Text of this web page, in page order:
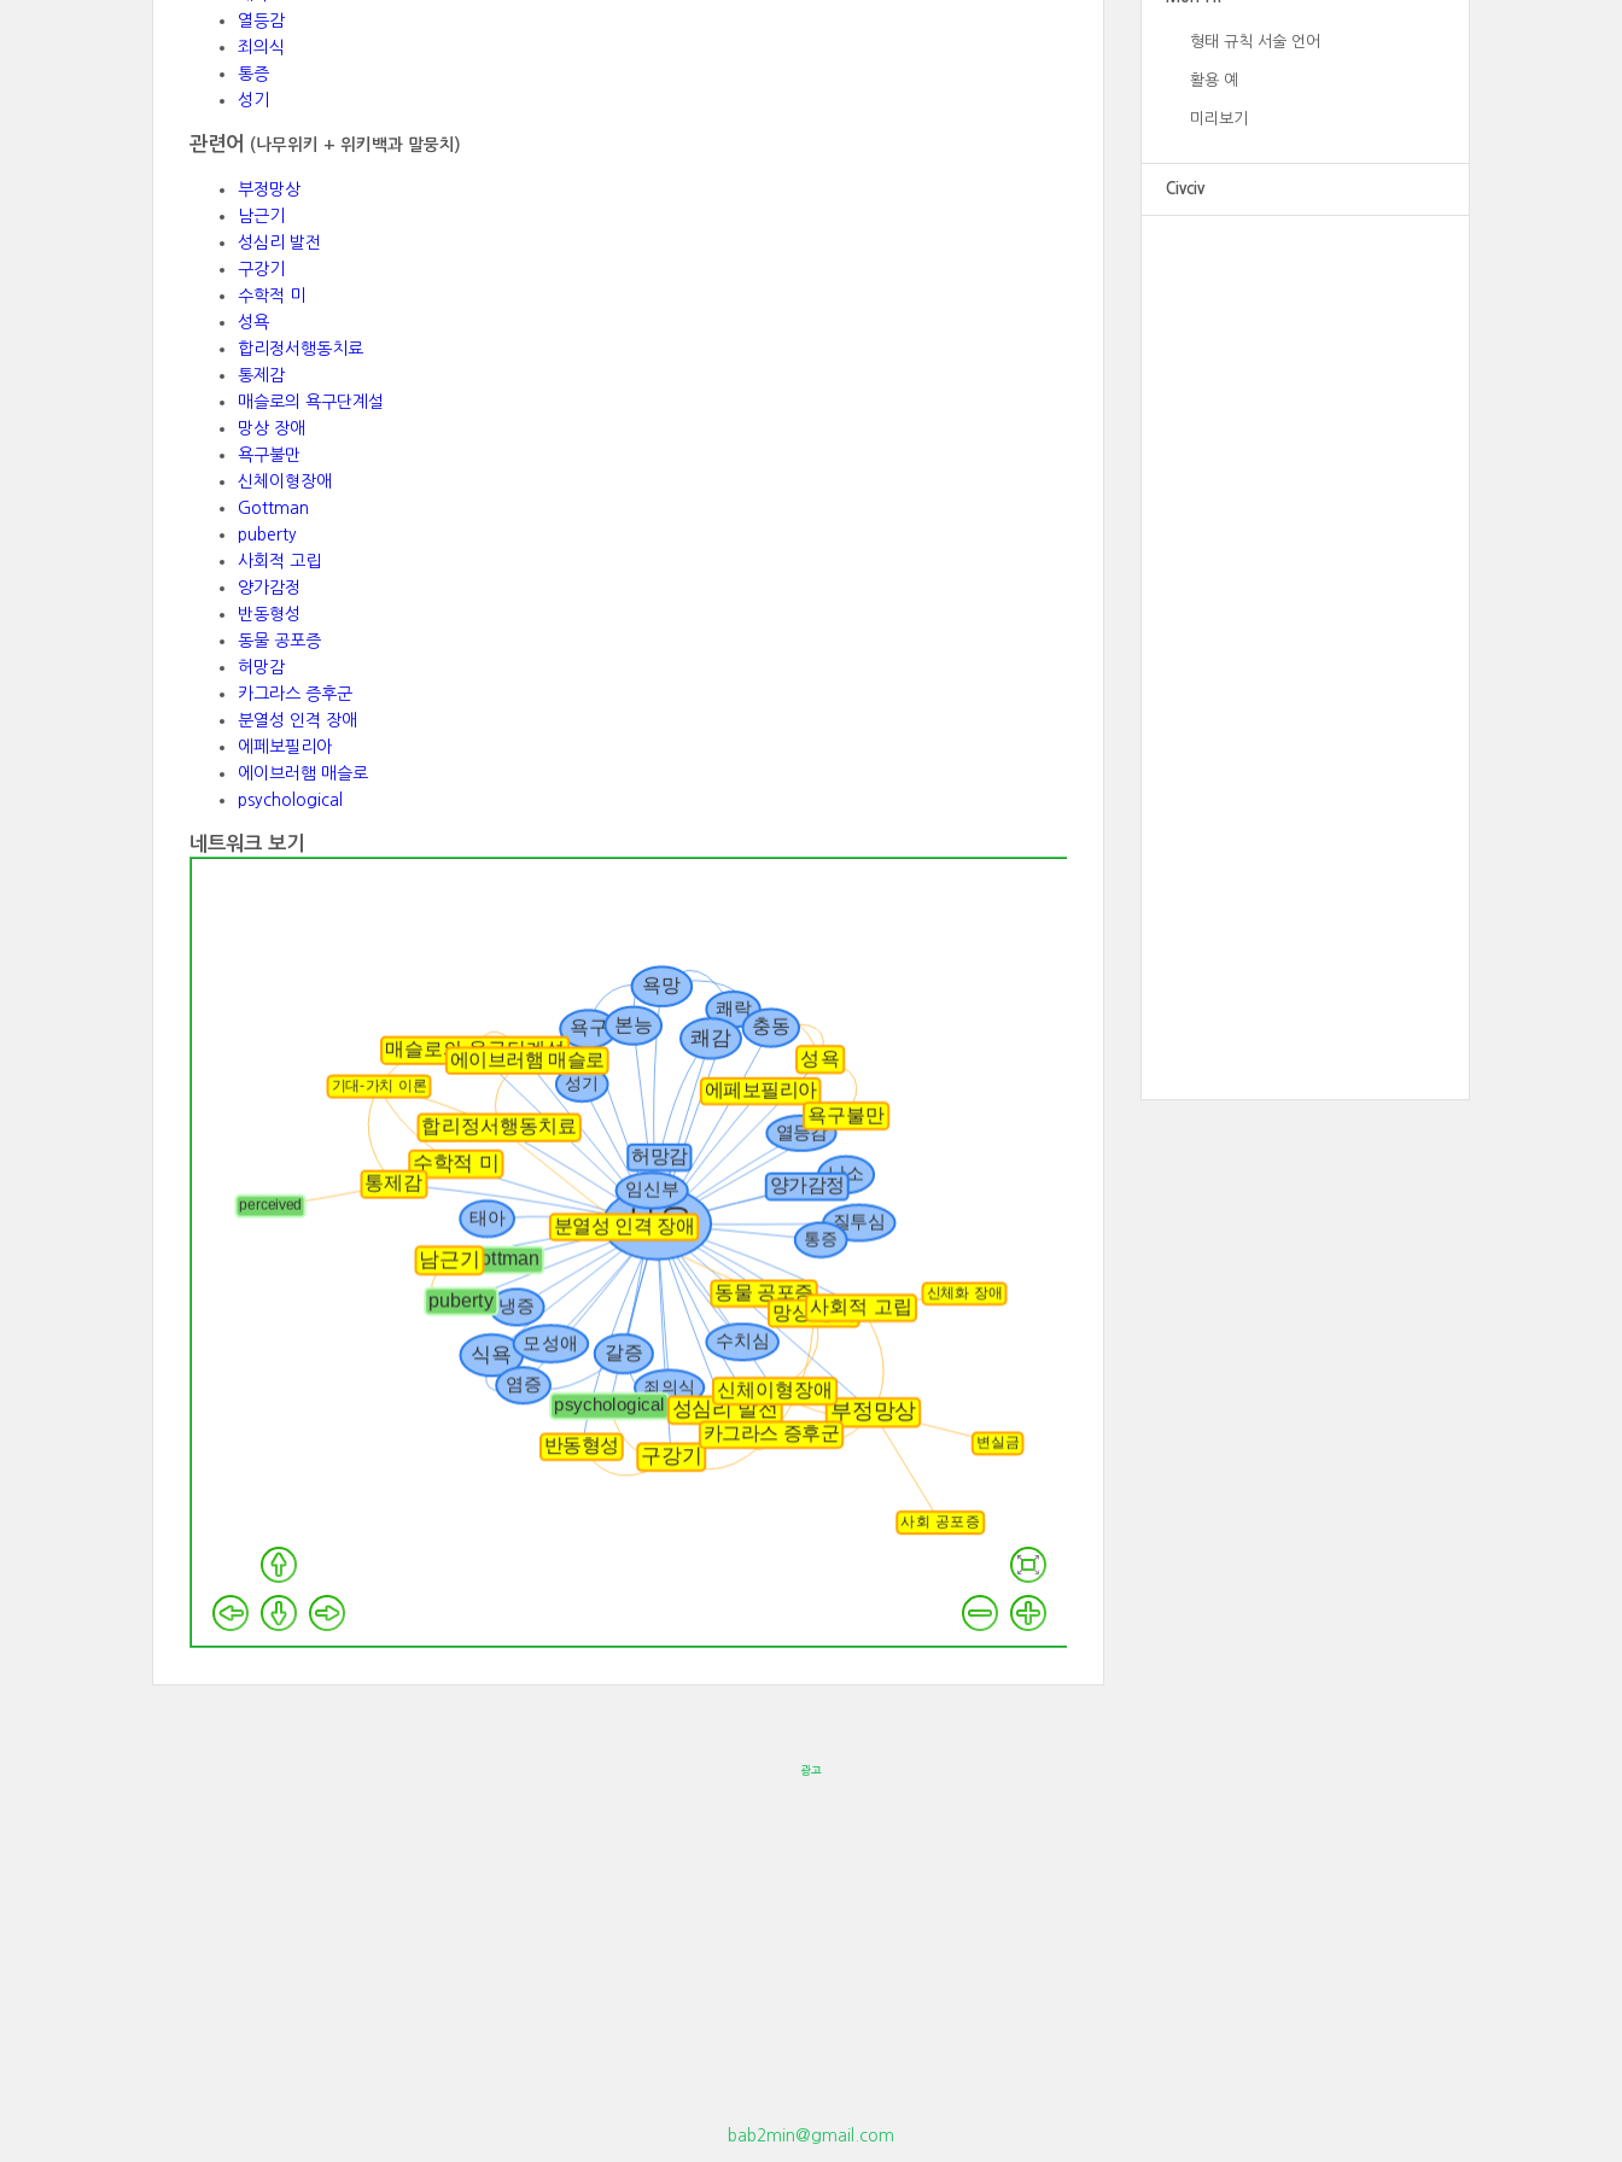
형태 규칙 서술 언어
활용 예
미리보기
Civciv
열등감
죄의식
통증
성기
관련어 (나무위키 + 위키백과 말뭉치)
부정망상
남근기
성심리 발전
구강기
수학적 미
성욕
합리정서행동치료
통제감
매슬로의 욕구단계설
망상 장애
욕구불만
신체이형장애
Gottman
puberty
사회적 고립
양가감정
반동형성
동물 공포증
허망감
카그라스 증후군
분열성 인격 장애
에페보필리아
에이브러햄 매슬로
psychological
네트워크 보기
광고
bab2min@gmail.com